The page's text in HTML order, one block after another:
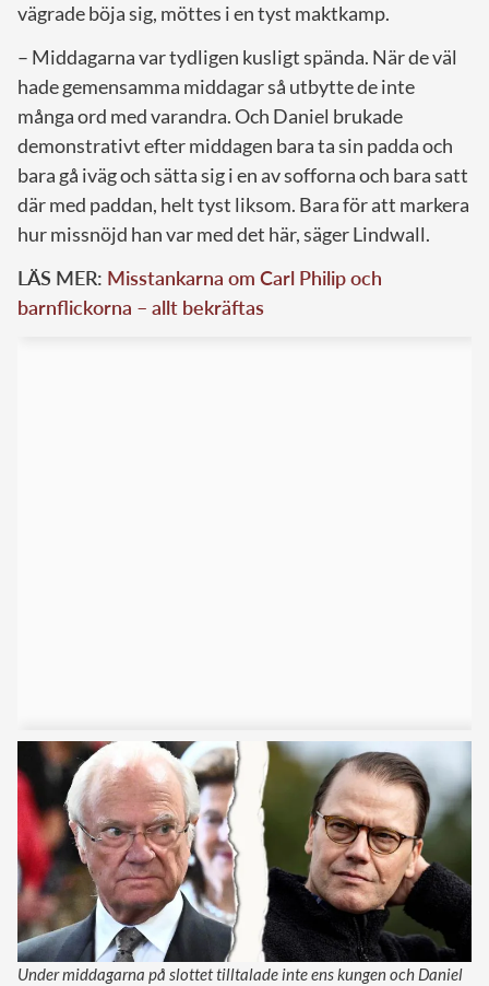
vägrade böja sig, möttes i en tyst maktkamp.
– Middagarna var tydligen kusligt spända. När de väl
hade gemensamma middagar så utbytte de inte
många ord med varandra. Och Daniel brukade
demonstrativt efter middagen bara ta sin padda och
bara gå iväg och sätta sig i en av sofforna och bara satt
där med paddan, helt tyst liksom. Bara för att markera
hur missnöjd han var med det här, säger Lindwall.
LÄS MER: Misstankarna om Carl Philip och
barnflickorna – allt bekräftas
Under middagarna på slottet tilltalade inte ens kungen och Daniel